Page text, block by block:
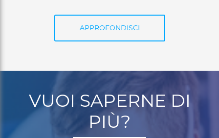
APPROFONDISCI
VUOI SAPERNE DI
PIÙ?